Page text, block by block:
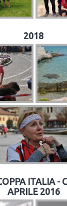
2018
ITALIA -
APRILE 2016